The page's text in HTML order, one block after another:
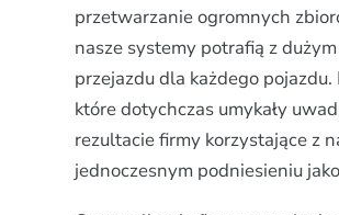
przetwarzanie ogromnych
nasze systemy potrafią z
przejazdu dla każdego
które dotychczas umykały
rezultacie firmy korzystające z
jednoczesnym podniesieniu